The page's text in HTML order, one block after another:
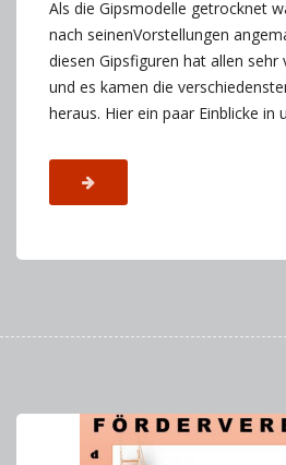
Als die Gipsmodelle getrocknet
nach seinenVorstellungen
diesen Gipsfiguren hat allen sehr
und es kamen die
heraus. Hier ein paar Einblicke in